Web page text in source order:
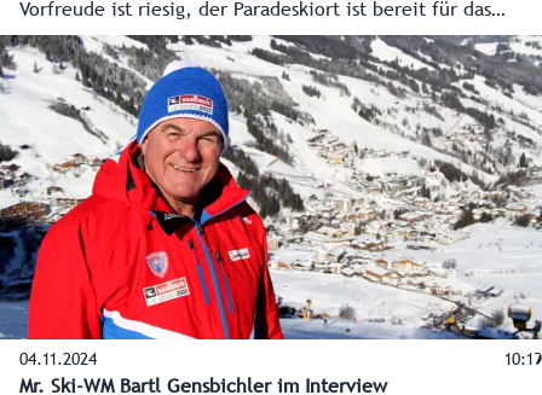
Vorfreude ist riesig, der Paradeskiort ist bereit für das
Großereignis.
04.11.2024 10:19
Mr. Ski-WM Bartl Gensbichler im Interview